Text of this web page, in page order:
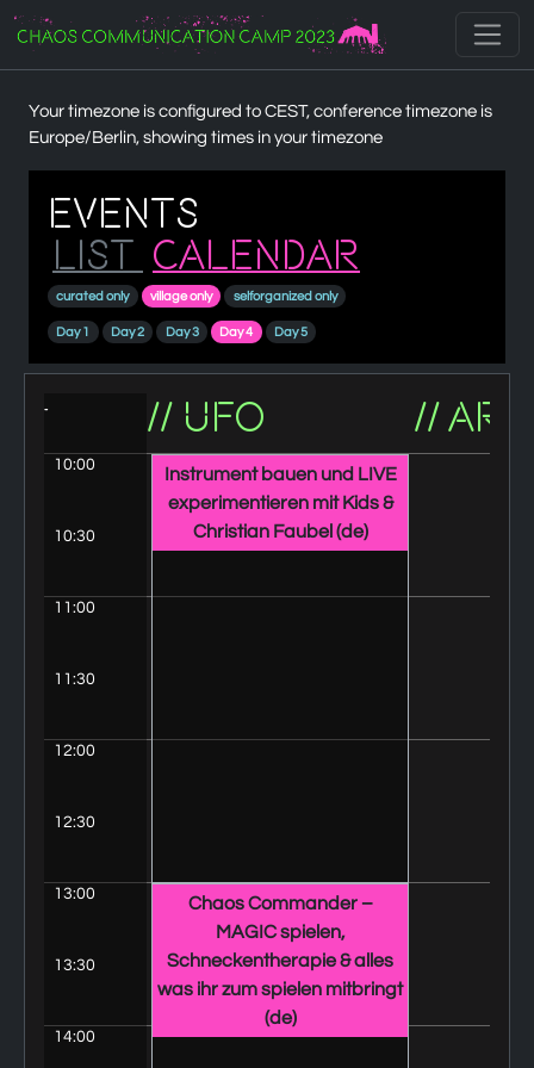
Zur Navigation
Zum Inhalt
Your timezone is configured to CEST, conference timezone is
Europe/Berlin, showing times in your timezone
Events
List Calendar
curated only village only selforganized only
Day 1 Day 2 Day 3 Day 4 Day 5
10:00
10:30
11:00
11:30
12:00
12:30
13:00
13:30
14:00
// UFO
Instrument bauen und LIVE
experimentieren mit Kids &
Christian Faubel (de)
Chaos Commander –
MAGIC spielen,
Schneckentherapie & alles
was ihr zum spielen mitbringt
(de)